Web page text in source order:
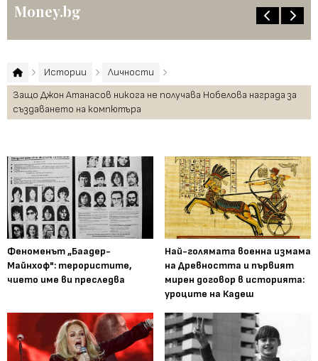
Money.bg
Истории
Личности
Защо Джон Атанасов никога не получава Нобелова награда за
създаването на компютъра
Феноменът „Баадер-
Майнхоф": терористите,
чието име ви преследва
Най-голямата военна измама
на Древността и първият
мирен договор в историята:
уроците на Кадеш